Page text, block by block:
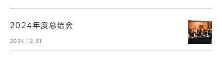
2024年度总结会
2024.12.31